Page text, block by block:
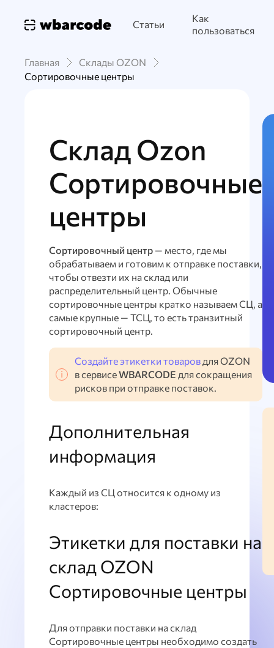
Статьи
Как
пользоваться
Главная
Склады OZON
Сортировочные центры
Склад Ozon
Сортировочные
центры
Сортировочный центр — место, где мы
обрабатываем и готовим к отправке поставки,
чтобы отвезти их на склад или
распределительный центр. Обычные
сортировочные центры кратко называем СЦ, а
самые крупные — ТСЦ, то есть транзитный
сортировочный центр.
Создайте этикетки товаров для OZON
в сервисеWBARCODE для сокращения
рисков при отправке поставок.
Дополнительная
информация
Каждый из СЦ относится к одному из
кластеров:
Этикетки для поставки на
склад OZON
Сортировочные центры
Для отправки поставки на склад
Сортировочные центры необходимо создать